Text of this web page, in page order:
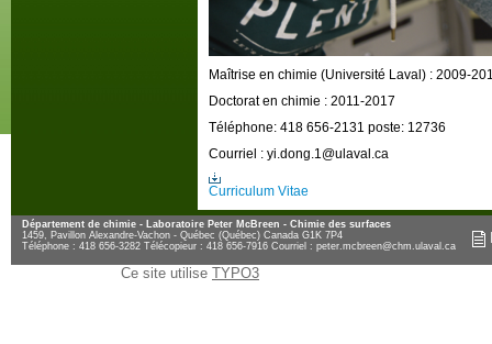
Maîtrise en chimie (Université Laval) : 2009-
Doctorat en chimie : 2011-2017
Téléphone: 418 656-2131 poste: 12736
Courriel : yi.dong.1@ulaval.ca
Curriculum Vitae
Département de chimie - Laboratoire Peter McBreen - Chimie des surfaces
1459, Pavillon Alexandre-Vachon - Québec (Québec) Canada G1K 7P4
Téléphone : 418 656-3282 Télécopieur : 418 656-7916 Courriel : peter.mcbreen@chm.ulaval.ca
Ce site utilise TYPO3